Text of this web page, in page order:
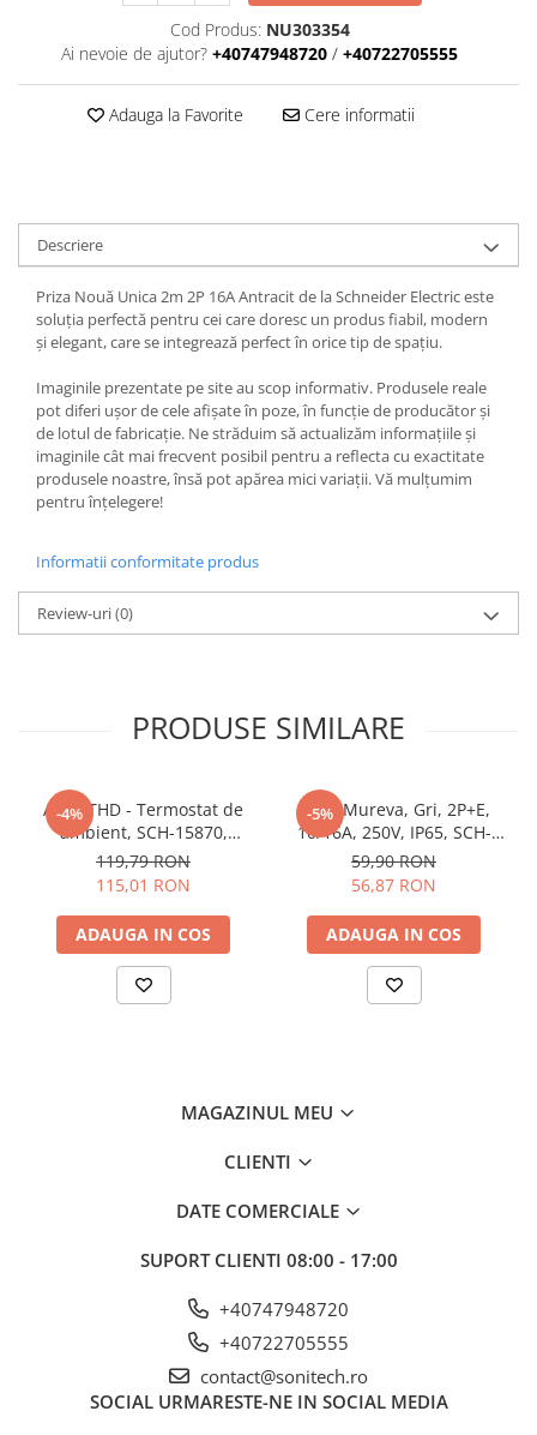
Paratrasnet și Protecție la Trăsnet
Catarge
Montaj Lateral Catarg
Electric
Piese de adaptare
Prize, întrerupătoare, detectoare
de mișcare și accesorii
Altele
Butoane
Cadre de montaj aparent
Detectoare de mișcare
Doze
Prelungitoare, Stechere, Accesorii
Prize
Prize multimedia
Prize și fișe industriale
Rame
Termostate
Variator de tensiune
Protecții diferențiale
Întrerupătoare automate și
Protecția și comanda motoarelor
Cod Produs: NU303354
Ai nevoie de ajutor? +40747948720 / +40722705555
Adauga la Favorite Cere informatii
Descriere
Priza Nouă Unica 2m 2P 16A Antracit de la Schneider Electric este
soluția perfectă pentru cei care doresc un produs fiabil, modern
și elegant, care se integrează perfect în orice tip de spațiu.
Imaginile prezentate pe site au scop informativ. Produsele reale
pot diferi ușor de cele afișate în poze, în funcție de producător și
de lotul de fabricație. Ne străduim să actualizăm informațiile și
imaginile cât mai frecvent posibil pentru a reflecta cu exactitate
produsele noastre, însă pot apărea mici variații. Vă mulțumim
pentru înțelegere!
Informatii conformitate produs
Review-uri(0)
PRODUSE SIMILARE
-4%
Acti9 THD - Termostat de
ambient, SCH-15870,
Schneider Electric -
Schneider
119,79 RON
115,01 RON
ADAUGA IN COS
-5%
Priza Mureva, Gri, 2P+E,
10/16A, 250V, IP65, SCH-
81141, Schneider Electric -
Schneider
59,90 RON
56,87 RON
ADAUGA IN COS
MAGAZINUL MEU
CLIENTI
DATE COMERCIALE
SUPORT CLIENTI 08:00 - 17:00
+40747948720
+40722705555
contact@sonitech.ro
SOCIAL URMARESTE-NE IN SOCIAL MEDIA